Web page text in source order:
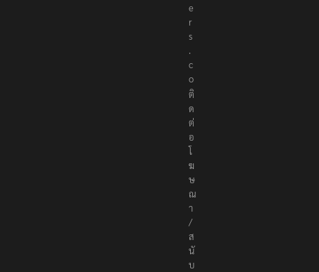
e
r
s
.
c
o
ติ
ด
ต่
อ
โ
ฆ
ษ
ณ
า
/
ส
นั
บ